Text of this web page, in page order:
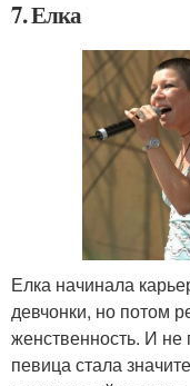
7. Елка
Елка начинала
девчонки, но потом
женственность. И
певица стала